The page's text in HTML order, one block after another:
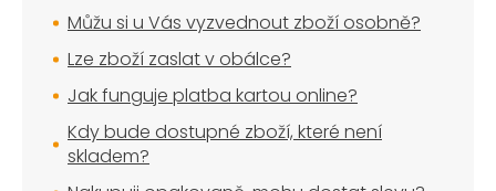
Můžu si u Vás vyzvednout zboží osobně?
Lze zboží zaslat v obálce?
Jak funguje platba kartou online?
Kdy bude dostupné zboží, které není
skladem?